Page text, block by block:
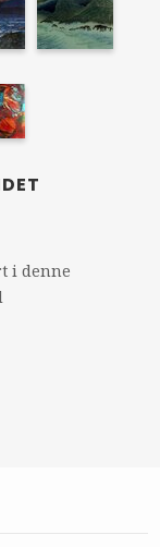
i denne